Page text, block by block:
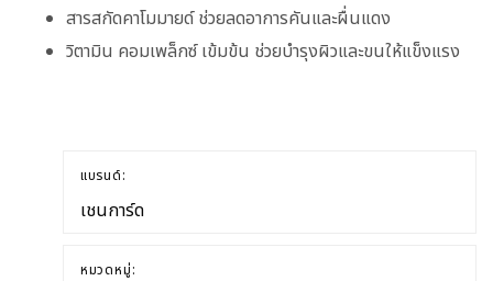
สารสกัดคาโมมายด์ ช่วยลดอาการคันและผื่นแดง
วิตามิน คอมเพล็กซ์ เข้มข้น ช่วยบำรุงผิวและขนให้แข็งแรง
แบรนด์:
เชนการ์ด
หมวดหมู่: